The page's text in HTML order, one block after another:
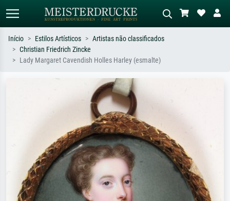
Pesquisa padrão Pesquisa de imagens IA
impressionismo, onda de Hokusai, nu.
abstrato com muito vermelho, pintura
a óleo escura, nu em pé ao lado de
Início Estilos Artísticos
Artistas não classificados
Christian Friedrich Zincke
Lady Margaret Cavendish Holles Harley (esmalte)